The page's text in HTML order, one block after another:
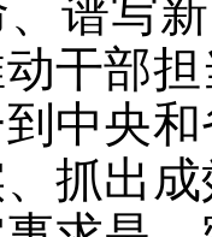
谱写
干部
中央
抓出